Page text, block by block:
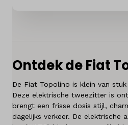
Vergelijken
Vestigingen
Merken
Ontdek de Fiat
De Fiat Topolino is klein van
Deze elektrische tweezitter is
brengt een frisse dosis stijl,
dagelijks verkeer. De elektrische